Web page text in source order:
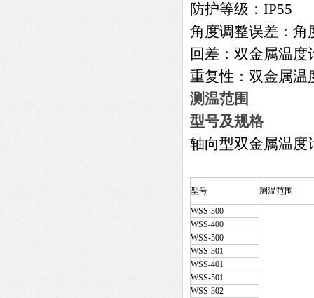
防护等级：IP55
角度调整误差：角
回差：双金属温
重复性：双金属
测温范围
型号及规格
轴向型双金属温度
型号 测温范围
WSS-300
WSS-400
WSS-500
WSS-301
WSS-401
WSS-501
WSS-302